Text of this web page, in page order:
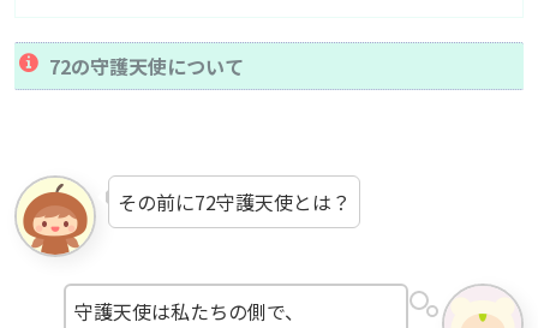
72の守護天使について
その前に72守護天使とは？
守護天使は私たちの側で、